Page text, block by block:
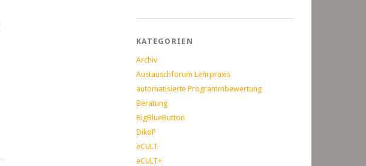
KATEGORIEN
Archiv
Austauschforum Lehrpraxis
automatisierte Programmbewertung
Beratung
BigBlueButton
DikoP
eCULT
eCULT+